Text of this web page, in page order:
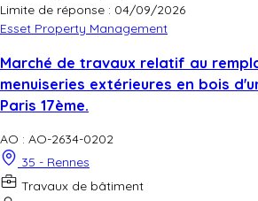
Limite de réponse : 04/09/2026
Esset Property Management
Marché de travaux relatif au
menuiseries extérieures en bois
Paris 17ème.
AO : AO-2634-0202
35 - Rennes
Travaux de bâtiment